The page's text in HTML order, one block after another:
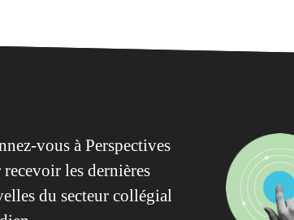
vous à Perspectives
les dernières
du secteur collégial